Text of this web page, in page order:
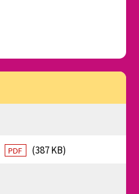
PDF (387 KB)